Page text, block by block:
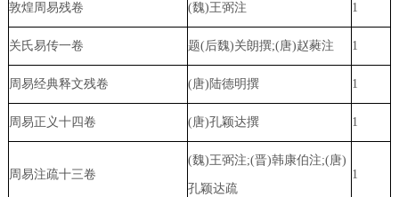
敦煌周易残卷 (魏)王弼注 1
关氏易传一卷 题(后魏)关朗撰;(唐)赵蕤注 1
周易经典释文残卷 (唐)陆德明撰 1
周易正义十四卷 (唐)孔颖达撰 1
周易注疏十三卷
(魏)王弼注;(晋)韩康伯注;(唐)
孔颖达疏
1